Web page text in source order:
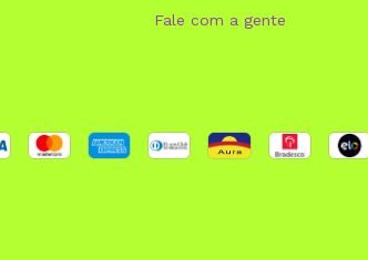
Fale com a gente